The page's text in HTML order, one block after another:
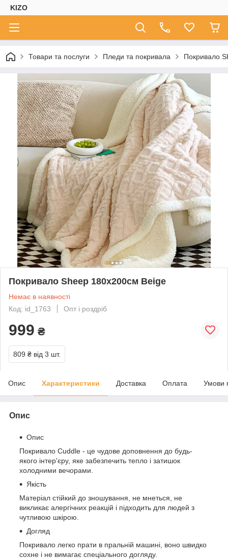
KIZO
Товари та послуги Пледи та покривала Покривало
Покривало Sheep 180х200см Beige
Немає в наявності
Код: id_1763
Опт і роздріб
999 ₴
809 ₴ від 3 шт.
Опис Характеристики Доставка Оплата Умови
Опис
Опис
Покривало Cuddle - це чудове доповнення до будь-
якого інтер'єру, яке забезпечить тепло і затишок
холодними вечорами.
Якість
Матеріал стійкий до зношування, не мнеться, не
викликає алергічних реакцій і підходить для людей з
чутливою шкірою.
Догляд
Покривало легко прати в пральній машині, воно швидко
сохне і не вимагає спеціального догляду.